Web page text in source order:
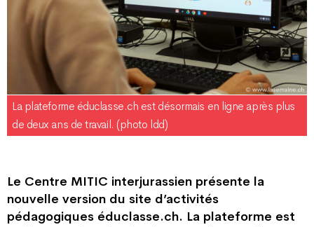
La plateforme éduclasse.ch est désormais en ligne après plus
de deux ans de travail. (photo ldd)
Le Centre MITIC interjurassien présente la
nouvelle version du site d’activités
pédagogiques éduclasse.ch. La plateforme est